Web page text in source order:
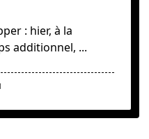
: hier, à la
additionnel, ...